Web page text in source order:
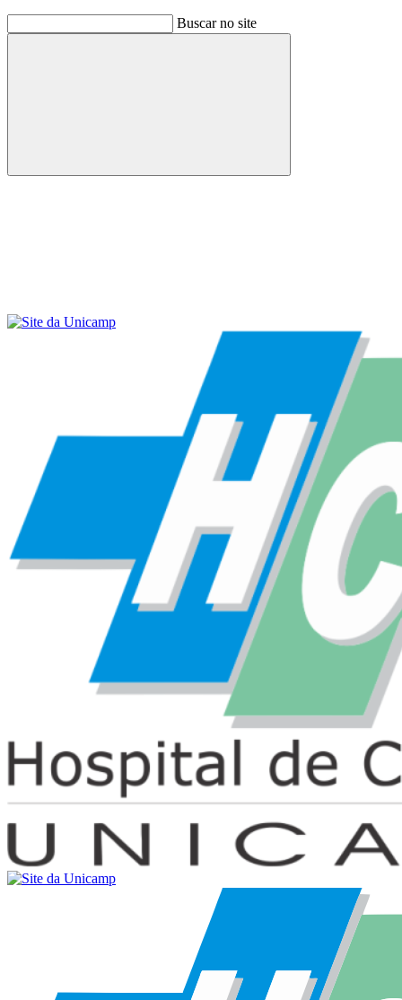
Buscar no site
Buscar